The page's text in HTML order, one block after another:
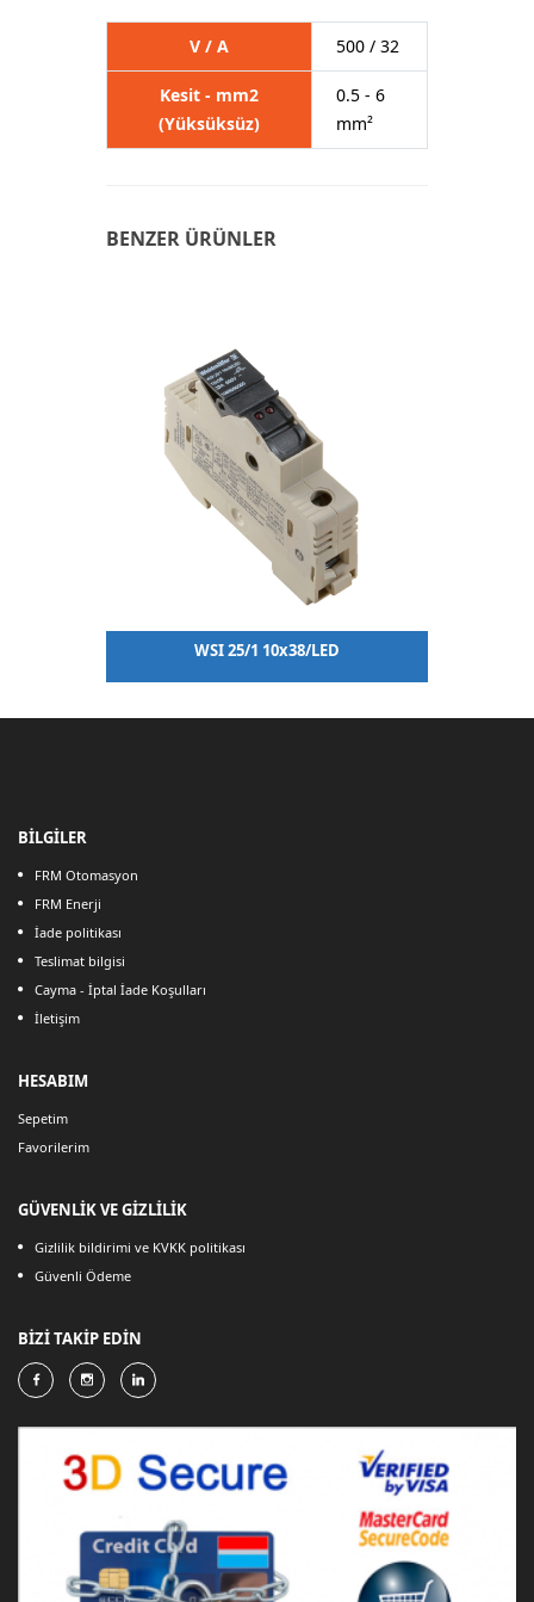
V / A 500 / 32
Kesit - mm2
(Yüksüksüz)
0.5 - 6
mm²
BENZER ÜRÜNLER
WSI 25/1 10x38/LED
BİLGİLER
FRM Otomasyon
FRM Enerji
İade politikası
Teslimat bilgisi
Cayma - İptal İade Koşulları
İletişim
HESABIM
Sepetim
Favorilerim
GÜVENLİK VE GİZLİLİK
Gizlilik bildirimi ve KVKK politikası
Güvenli Ödeme
BİZİ TAKİP EDİN